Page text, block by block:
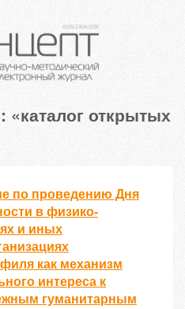
открытых
по проведению Дня
в физико-
и иных
как механизм
интереса к
гуманитарным